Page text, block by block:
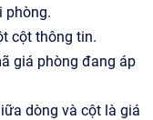
phòng.
cột thông tin.
giá phòng đang áp
dòng và cột là giá